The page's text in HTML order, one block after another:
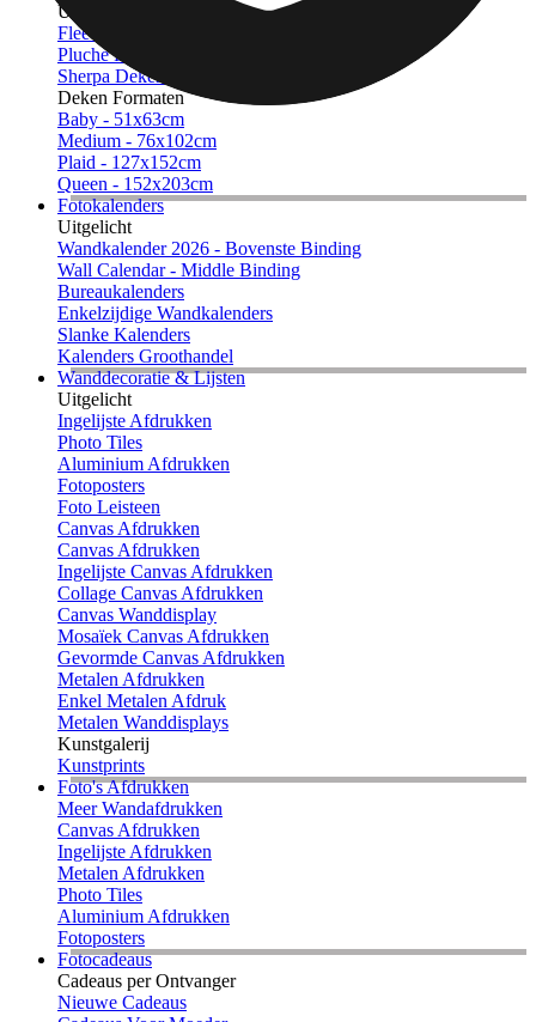
Uitgelicht
Fleece Fotodekens
Pluche Fleece Dekens
Sherpa Dekens
Deken Formaten
Baby - 51x63cm
Medium - 76x102cm
Plaid - 127x152cm
Queen - 152x203cm
Fotokalenders
Uitgelicht
Wandkalender 2026 - Bovenste Binding
Wall Calendar - Middle Binding
Bureaukalenders
Enkelzijdige Wandkalenders
Slanke Kalenders
Kalenders Groothandel
Wanddecoratie & Lijsten
Uitgelicht
Ingelijste Afdrukken
Photo Tiles
Aluminium Afdrukken
Fotoposters
Foto Leisteen
Canvas Afdrukken
Canvas Afdrukken
Ingelijste Canvas Afdrukken
Collage Canvas Afdrukken
Canvas Wanddisplay
Mosaïek Canvas Afdrukken
Gevormde Canvas Afdrukken
Metalen Afdrukken
Enkel Metalen Afdruk
Metalen Wanddisplays
Kunstgalerij
Kunstprints
Foto's Afdrukken
Meer Wandafdrukken
Canvas Afdrukken
Ingelijste Afdrukken
Metalen Afdrukken
Photo Tiles
Aluminium Afdrukken
Fotoposters
Fotocadeaus
Cadeaus per Ontvanger
Nieuwe Cadeaus